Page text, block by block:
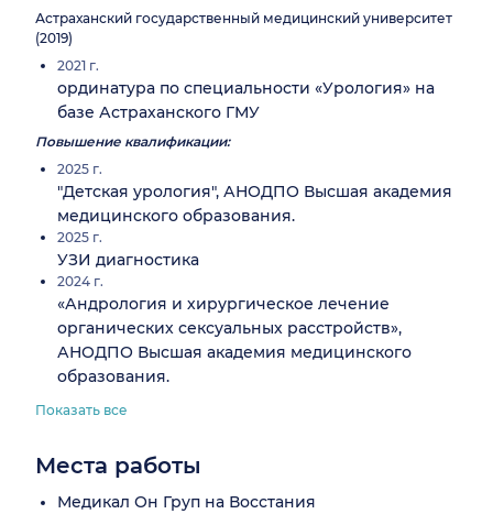
Астраханский государственный медицинский университет
(2019)
2021 г.
ординатура по специальности «Урология» на
базе Астраханского ГМУ
Повышение квалификации:
2025 г.
"Детская урология", АНОДПО Высшая академия
медицинского образования.
2025 г.
УЗИ диагностика
2024 г.
«Андрология и хирургическое лечение
органических сексуальных расстройств»,
АНОДПО Высшая академия медицинского
образования.
Показать все
Места работы
Медикал Он Груп на Восстания